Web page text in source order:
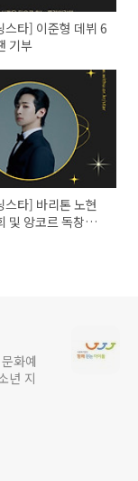
스타] 이준형 데뷔 6
기부
스타] 바리톤 노현
및 앙코르 독창회
화예
년 지